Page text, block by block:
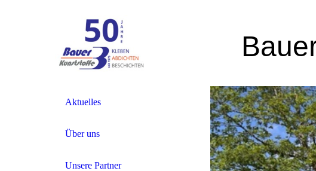
Aktuelles
Über uns
Unsere Partner